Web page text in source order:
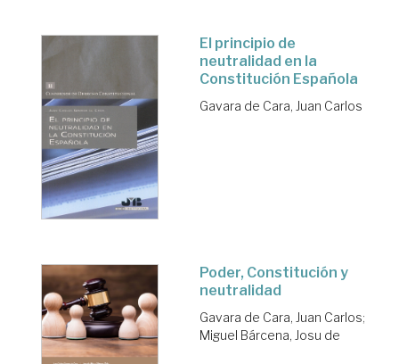
El principio de
neutralidad en la
Constitución Española
Gavara de Cara, Juan Carlos
Poder, Constitución y
neutralidad
Gavara de Cara, Juan Carlos;
Miguel Bárcena, Josu de